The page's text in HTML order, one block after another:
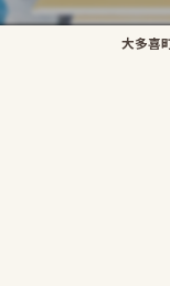
大多喜